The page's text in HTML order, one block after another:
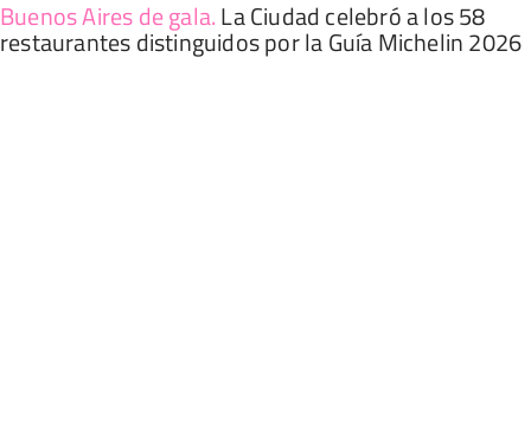
Buenos Aires de gala.La Ciudad celebró a los 58
restaurantes distinguidos por la Guía Michelin 2026